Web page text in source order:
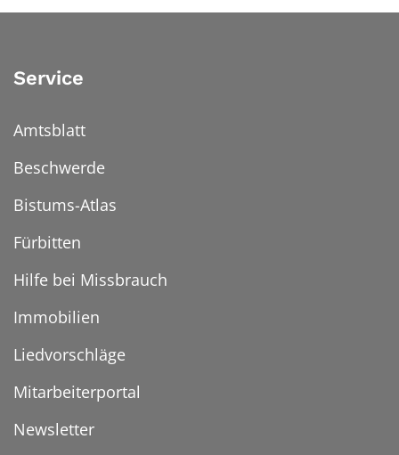
Service
Amtsblatt
Beschwerde
Bistums-Atlas
Fürbitten
Hilfe bei Missbrauch
Immobilien
Liedvorschläge
Mitarbeiterportal
Newsletter